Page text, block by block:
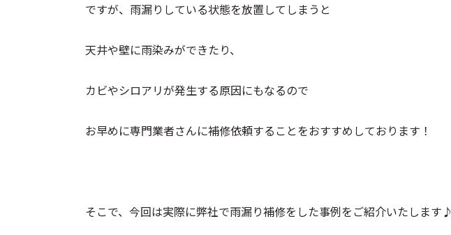
ですが、雨漏りしている状態を放置してしまうと
天井や壁に雨染みができたり、
カビやシロアリが発生する原因にもなるので
お早めに専門業者さんに補修依頼することをおすすめしております！
そこで、今回は実際に弊社で雨漏り補修をした事例をご紹介いたします♪